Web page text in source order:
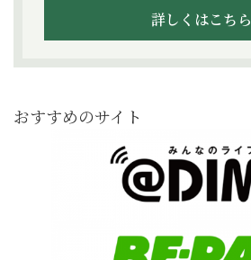
詳しくはこちら
おすすめのサイト